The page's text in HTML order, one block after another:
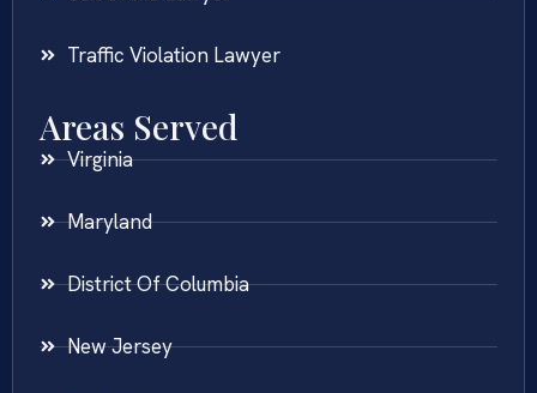
Traffic Violation Lawyer
Areas Served
Virginia
Maryland
District Of Columbia
New Jersey